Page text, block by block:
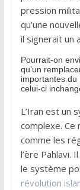
pression
qu’une
il signerait un
Pourrait-on
qu’un
importantes
celui-ci
L’Iran est un
complexe. Ce
comme les
l’ère Pahlavi.
le système
révolution